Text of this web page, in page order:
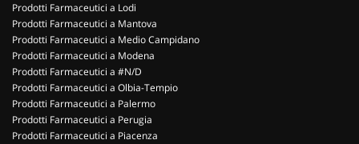
Prodotti Farmaceutici a Lodi
Prodotti Farmaceutici a Mantova
Prodotti Farmaceutici a Medio Campidano
Prodotti Farmaceutici a Modena
Prodotti Farmaceutici a #N/D
Prodotti Farmaceutici a Olbia-Tempio
Prodotti Farmaceutici a Palermo
Prodotti Farmaceutici a Perugia
Prodotti Farmaceutici a Piacenza